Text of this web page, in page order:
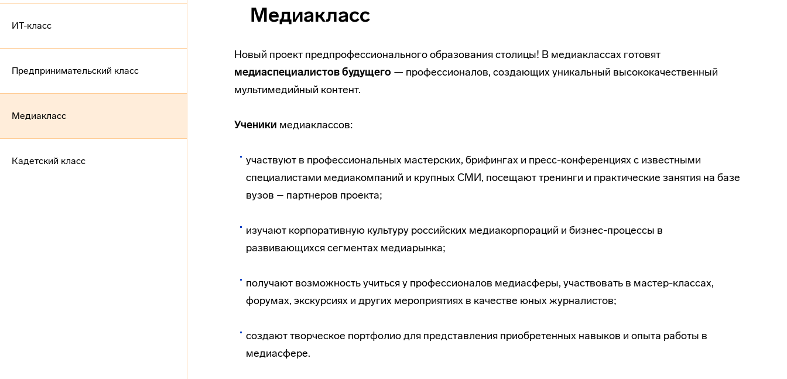
ИТ-класс
Предпринимательский класс
Медиакласс
Кадетский класс
Медиакласс
Новый проект предпрофессионального образования столицы! В медиаклассах готовят
медиаспециалистов будущего — профессионалов, создающих уникальный высококачественный
мультимедийный контент.
Ученики медиаклассов:
участвуют в профессиональных мастерских, брифингах и пресс-конференциях с известными
специалистами медиакомпаний и крупных СМИ, посещают тренинги и практические занятия на базе
вузов – партнеров проекта;
изучают корпоративную культуру российских медиакорпораций и бизнес-процессы в
развивающихся сегментах медиарынка;
получают возможность учиться у профессионалов медиасферы, участвовать в мастер-классах,
форумах, экскурсиях и других мероприятиях в качестве юных журналистов;
создают творческое портфолио для представления приобретенных навыков и опыта работы в
медиасфере.